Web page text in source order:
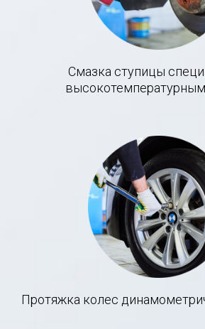
Смазка ступицы
Протяжка колес